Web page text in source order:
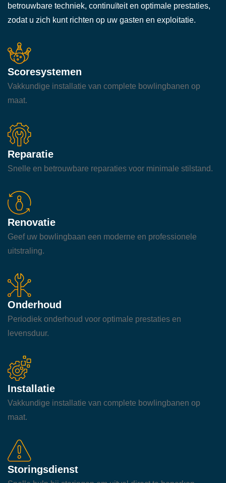
betrouwbare techniek, continuïteit en optimale prestaties,
zodat u zich kunt richten op uw gasten en exploitatie.
Scoresystemen
Vakkundige installatie van complete bowlingbanen op
maat.
Reparatie
Snelle en betrouwbare reparaties voor minimale stilstand.
Renovatie
Geef uw bowlingbaan een moderne en professionele
uitstraling.
Onderhoud
Periodiek onderhoud voor optimale prestaties en
levensduur.
Installatie
Vakkundige installatie van complete bowlingbanen op
maat.
Storingsdienst